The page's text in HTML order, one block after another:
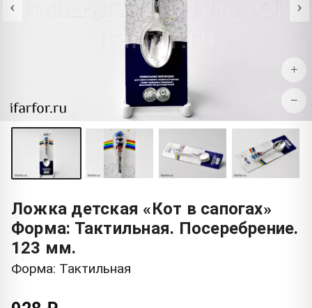
‹ ›
+
−
Ложка детская «Кот в сапогах»
Форма: Тактильная. Посеребрение.
123 мм.
Форма: Тактильная